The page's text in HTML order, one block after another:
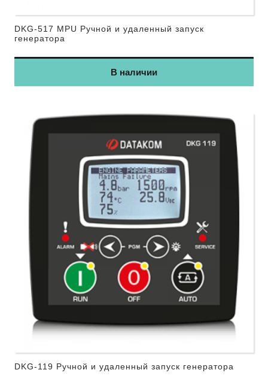
DKG-517 MPU Ручной и удаленный запуск
генератора
В наличии
DKG-119 Ручной и удаленный запуск генератора